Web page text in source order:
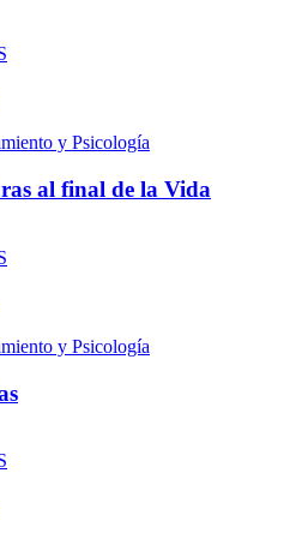
y Psicología
al final de la Vida
y Psicología